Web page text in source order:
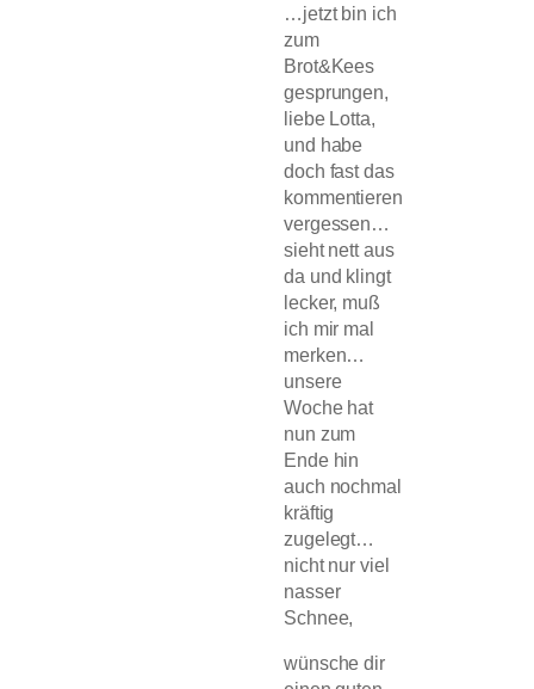
…jetzt bin ich
zum
Brot&Kees
gesprungen,
liebe Lotta,
und habe
doch fast das
kommentieren
vergessen…
sieht nett aus
da und klingt
lecker, muß
ich mir mal
merken…
unsere
Woche hat
nun zum
Ende hin
auch nochmal
kräftig
zugelegt…
nicht nur viel
nasser
Schnee,
wünsche dir